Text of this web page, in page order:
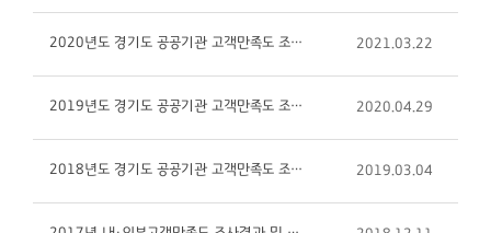
2020년도 경기도 공공기관 고객만족도 조사 결과 2021.03.22
2019년도 경기도 공공기관 고객만족도 조사 결과 2020.04.29
2018년도 경기도 공공기관 고객만족도 조사 결과 2019.03.04